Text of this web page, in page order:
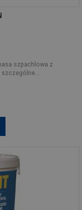
szpachlowa z
szczególne...